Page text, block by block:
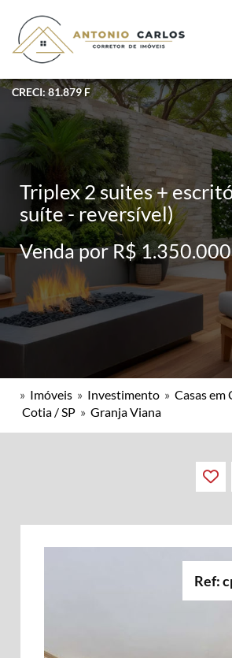
CRECI: 81.879 F
Triplex 2 suites +
suíte - reversível)
Venda por R$
» Imóveis » Investimento » Casas em
Cotia / SP » Granja Viana
Ref: